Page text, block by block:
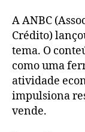
A ANBC
Crédito)
tema. O
como uma
atividade
impulsiona
vende.